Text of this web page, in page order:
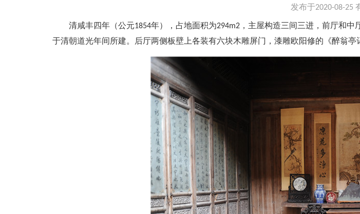
发布于2020-08-25
清咸丰四年（公元1854年），占地面积为294m2，主屋构造三间三进，前厅和
于清朝道光年间所建。后厅两侧板壁上各装有六块木雕屏门，漆雕欧阳修的《醉翁亭